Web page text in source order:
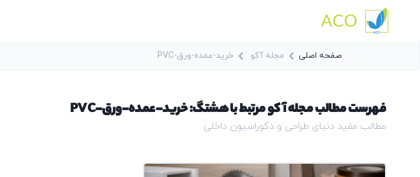
ACO
صفحه اصلی مجله آکو خرید-عمده-ورق-PVC
فهرست مطالب مجله آکو مرتبط با هشتگ: خرید-عمده-ورق-PVC
مطالب مفید دنیای طراحی و دکوراسیون داخلی